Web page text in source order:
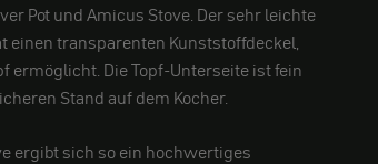
Pot und Amicus Stove. Der sehr leichte
einen transparenten Kunststoffdeckel,
ermöglicht. Die Topf-Unterseite ist fein
Stand auf dem Kocher.
ergibt sich so ein hochwertiges